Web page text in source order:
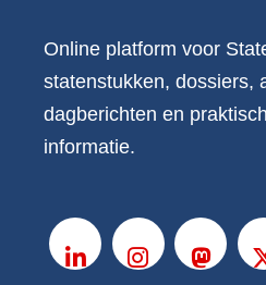
Online platform voor
statenstukken, dossiers,
dagberichten en
informatie.